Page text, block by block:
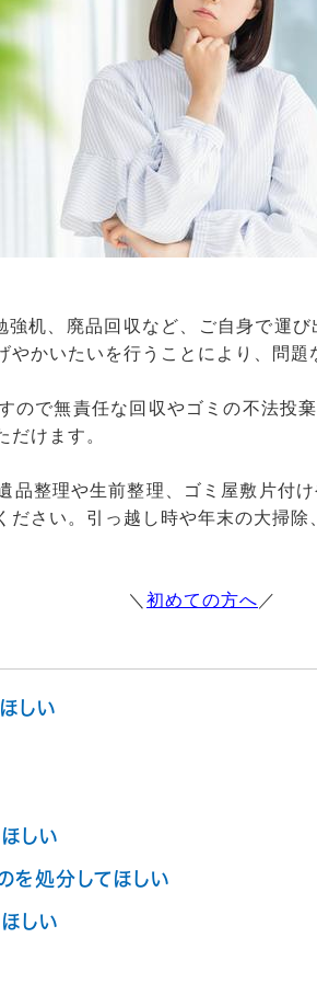
机、廃品回収など、ご自身で運
やかいたいを行うことにより、問題
ので無責任な回収やゴミの不法投
けます。
品整理や生前整理、ゴミ屋敷片付
さい。引っ越し時や年末の大掃除
＼ 初めての方へ ／
しい
しい
を処分してほしい
しい